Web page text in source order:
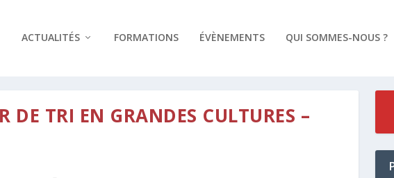
ACTUALITÉS FORMATIONS ÉVÈNEMENTS QUI SOMMES-NOUS ?
DE TRI EN GRANDES CULTURES –